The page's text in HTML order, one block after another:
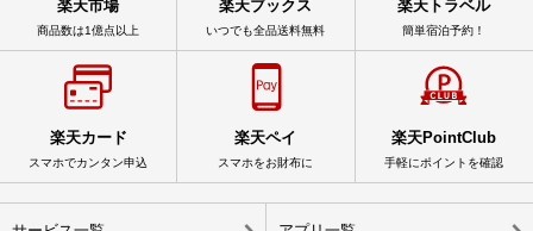
楽天市場
商品数は1億点以上
楽天ブックス
いつでも全品送料無料
楽天トラベル
簡単宿泊予約！
楽天カード
スマホでカンタン申込
楽天ペイ
スマホをお財布に
楽天PointClub
手軽にポイントを確認